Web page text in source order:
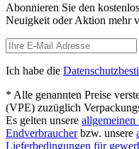
Abonnieren Sie den
Neuigkeit oder Aktion mehr
Ich habe die
* Alle genannten Preise
(VPE) zuzüglich
Es gelten unsere
Endverbraucherbzw. unsere
Lieferbedingungen für